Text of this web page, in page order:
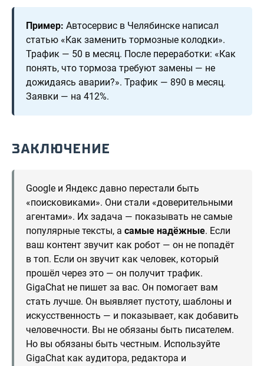
Пример: Автосервис в Челябинске написал
статью «Как заменить тормозные колодки».
Трафик — 50 в месяц. После переработки: «Как
понять, что тормоза требуют замены — не
дожидаясь аварии?». Трафик — 890 в месяц.
Заявки — на 412%.
ЗАКЛЮЧЕНИЕ
Google и Яндекс давно перестали быть
«поисковиками». Они стали «доверительными
агентами». Их задача — показывать не самые
популярные тексты, а самые надёжные. Если
ваш контент звучит как робот — он не попадёт
в топ. Если он звучит как человек, который
прошёл через это — он получит трафик.
GigaChat не пишет за вас. Он помогает вам
стать лучше. Он выявляет пустоту, шаблоны и
искусственность — и показывает, как добавить
человечности. Вы не обязаны быть писателем.
Но вы обязаны быть честным. Используйте
GigaChat как аудитора, редактора и